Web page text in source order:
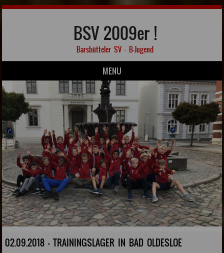
BSV 2009er !
Barsbütteler SV – B-Jugend
MENU
Skip to content
02.09.2018 - TRAININGSLAGER IN BAD OLDESLOE